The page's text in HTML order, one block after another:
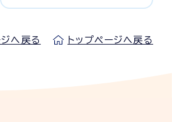
へ戻る トップページへ戻る